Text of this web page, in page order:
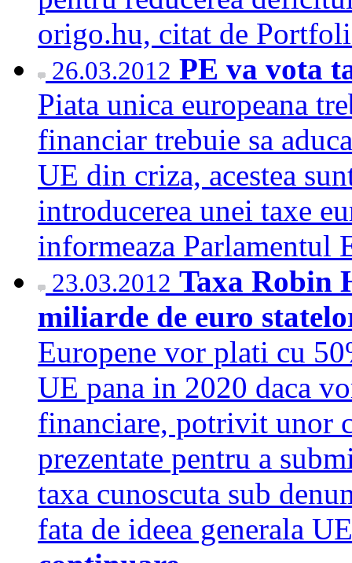
origo.hu, citat de
26.03.2012 PE va vota
Piata unica europeana
financiar trebuie sa
UE din criza, acestea
introducerea unei taxe
informeaza
23.03.2012 Taxa Robin
miliarde de euro
Europene vor plati cu
UE pana in 2020 daca
financiare, potrivit unor
prezentate pentru a
taxa cunoscuta sub
fata de ideea generala